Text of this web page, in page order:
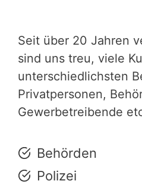
Seit über 20 Jahren
sind uns treu, viele
unterschiedlichsten
Privatpersonen,
Gewerbetreibende
Behörden
Polizei